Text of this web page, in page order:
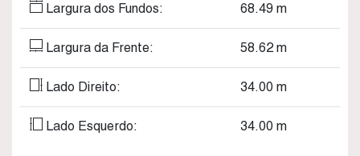
Largura dos Fundos: 68.49 m
Largura da Frente: 58.62m
Lado Direito: 34.00 m
Lado Esquerdo: 34.00 m